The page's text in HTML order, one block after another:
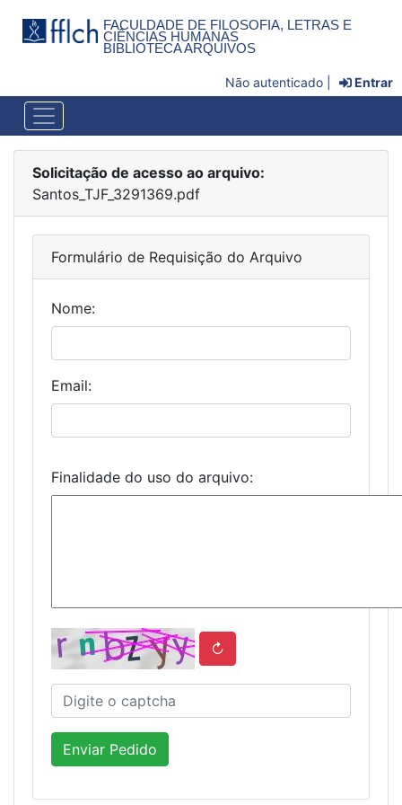
FACULDADE DE FILOSOFIA, LETRAS E
CIÊNCIAS HUMANAS
BIBLIOTECA ARQUIVOS
Não autenticado | Entrar
Solicitação de acesso ao arquivo:
Santos_TJF_3291369.pdf
Formulário de Requisição do Arquivo
Nome:
Email:
Finalidade do uso do arquivo:
↻
Enviar Pedido